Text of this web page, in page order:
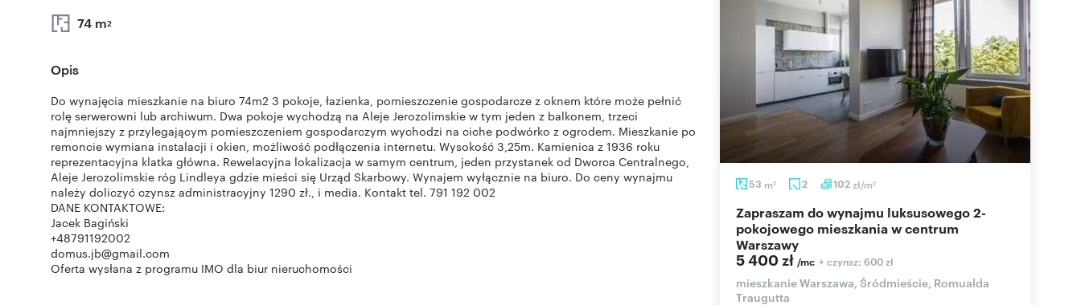
74 m2
Opis
Do wynajęcia mieszkanie na biuro 74m2 3 pokoje, łazienka, pomieszczenie gospodarcze z oknem które może pełnić
rolę serwerowni lub archiwum. Dwa pokoje wychodzą na Aleje Jerozolimskie w tym jeden z balkonem, trzeci
najmniejszy z przylegającym pomieszczeniem gospodarczym wychodzi na ciche podwórko z ogrodem. Mieszkanie po
remoncie wymiana instalacji i okien, możliwość podłączenia internetu. Wysokość 3,25m. Kamienica z 1936 roku
reprezentacyjna klatka główna. Rewelacyjna lokalizacja w samym centrum, jeden przystanek od Dworca Centralnego,
Aleje Jerozolimskie róg Lindleya gdzie mieści się Urząd Skarbowy. Wynajem wyłącznie na biuro. Do ceny wynajmu
należy doliczyć czynsz administracyjny 1290 zł., i media. Kontakt tel. 791 192 002
DANE KONTAKTOWE:
Jacek Bagiński
+48791192002
domus.jb@gmail.com
Oferta wysłana z programu IMO dla biur nieruchomości
53 m2 2 102zł/m2
Zapraszam do wynajmu luksusowego 2-
pokojowego mieszkania w centrum
Warszawy
5 400 zł/mc + czynsz: 600 zł
mieszkanie Warszawa, Śródmieście, Romualda
Traugutta